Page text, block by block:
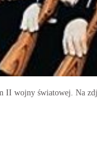
II wojny światowej. Na